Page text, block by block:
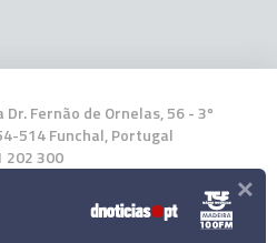
Dr. Fernão de Ornelas, 56 - 3º
514 Funchal, Portugal
202 300
a nossa App ×